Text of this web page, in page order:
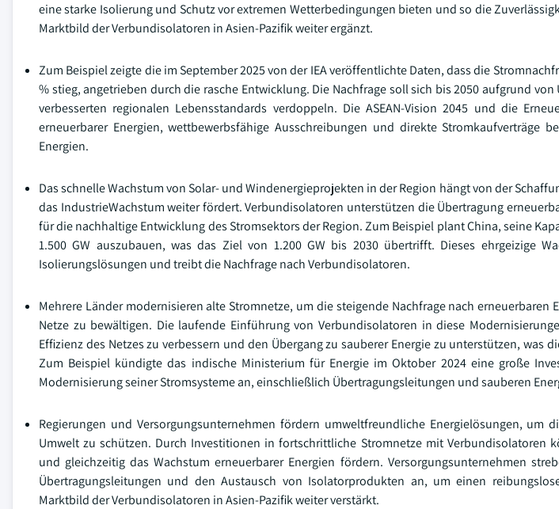
eine starke Isolierung und Schutz vor extremen Wetterbedingungen bieten und so die
Marktbild der Verbundisolatoren in Asien-Pazifik weiter ergänzt.
Zum Beispiel zeigte die im September 2025 von der IEA veröffentlichte Daten, dass die
% stieg, angetrieben durch die rasche Entwicklung. Die Nachfrage soll sich bis 2050 aufgrund
verbesserten regionalen Lebensstandards verdoppeln. Die ASEAN-Vision 2045 und die
erneuerbarer Energien, wettbewerbsfähige Ausschreibungen und direkte Stromkaufverträge
Energien.
Das schnelle Wachstum von Solar- und Windenergieprojekten in der Region hängt von der
das IndustrieWachstum weiter fördert. Verbundisolatoren unterstützen die Übertragung
für die nachhaltige Entwicklung des Stromsektors der Region. Zum Beispiel plant China, seine
1.500 GW auszubauen, was das Ziel von 1.200 GW bis 2030 übertrifft. Dieses ehrgeizige
Isolierungslösungen und treibt die Nachfrage nach Verbundisolatoren.
Mehrere Länder modernisieren alte Stromnetze, um die steigende Nachfrage nach
Netze zu bewältigen. Die laufende Einführung von Verbundisolatoren in diese
Effizienz des Netzes zu verbessern und den Übergang zu sauberer Energie zu unterstützen, was
Zum Beispiel kündigte das indische Ministerium für Energie im Oktober 2024 eine große
Modernisierung seiner Stromsysteme an, einschließlich Übertragungsleitungen und sauberen
Regierungen und Versorgungsunternehmen fördern umweltfreundliche Energielösungen, um
Umwelt zu schützen. Durch Investitionen in fortschrittliche Stromnetze mit Verbundisolatoren
und gleichzeitig das Wachstum erneuerbarer Energien fördern. Versorgungsunternehmen
Übertragungsleitungen und den Austausch von Isolatorprodukten an, um einen
Marktbild der Verbundisolatoren in Asien-Pazifik weiter verstärkt.